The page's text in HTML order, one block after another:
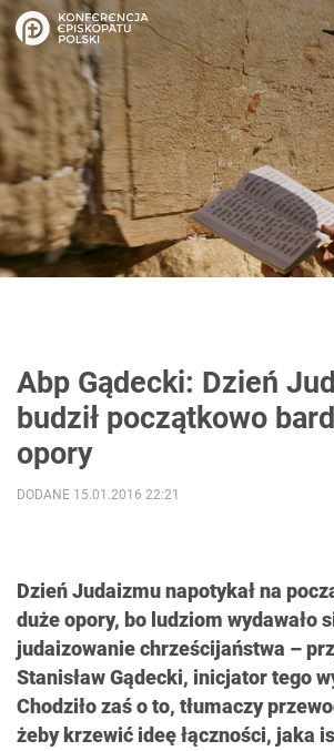
Abp Gądecki: Dzień
budził początkowo
opory
Dzień Judaizmu napotykał na
duże opory, bo ludziom wydawało
judaizowanie chrześcijaństwa –
Stanisław Gądecki, inicjator tego
Chodziło zaś o to, tłumaczy
żeby krzewić ideę łączności, jaka
DODANE 15.01.2016 22:21